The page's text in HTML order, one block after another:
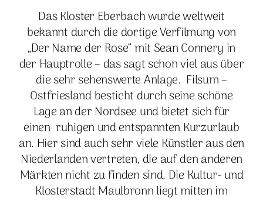
Das Kloster Eberbach wurde weltweit
bekannt durch die dortige Verfilmung von
„Der Name der Rose“ mit Sean Connery in
der Hauptrolle – das sagt schon viel aus über
die sehr sehenswerte Anlage. Filsum –
Ostfriesland besticht durch seine schöne
Lage an der Nordsee und bietet sich für
einen ruhigen und entspannten Kurzurlaub
an. Hier sind auch sehr viele Künstler aus den
Niederlanden vertreten, die auf den anderen
Märkten nicht zu finden sind. Die Kultur- und
Klosterstadt Maulbronn liegt mitten im